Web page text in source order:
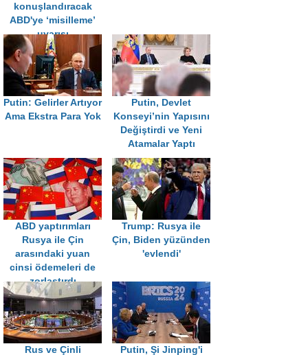
konuşlandıracak
ABD'ye ‘misilleme’
uyarısı
Putin: Gelirler Artıyor
Ama Ekstra Para Yok
Putin, Devlet
Konseyi’nin Yapısını
Değiştirdi ve Yeni
Atamalar Yaptı
ABD yaptırımları
Rusya ile Çin
arasındaki yuan
cinsi ödemeleri de
zorlaştırdı
Trump: Rusya ile
Çin, Biden yüzünden
'evlendi'
Rus ve Çinli Putin, Şi Jinping'i